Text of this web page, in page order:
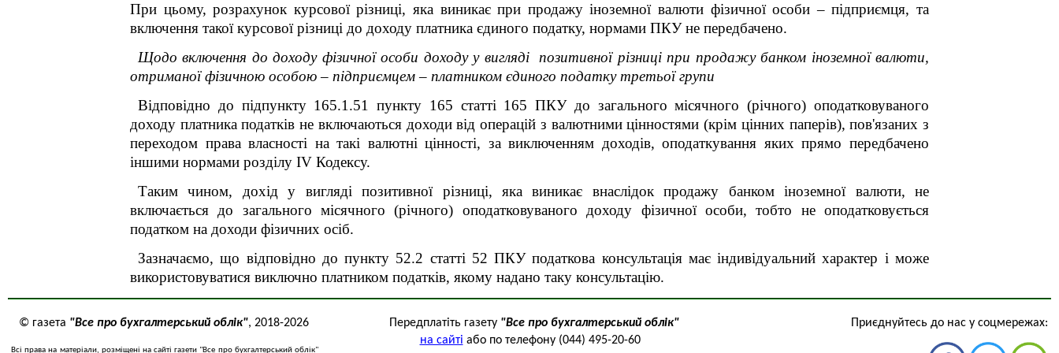
При цьому, розрахунок курсової різниці, яка виникає при продажу іноземної валюти фізичної особи – підприємця, та
включення такої курсової різниці до доходу платника єдиного податку, нормами ПКУ не передбачено.
Щодо включення до доходу фізичної особи доходу у вигляді позитивної різниці при продажу банком іноземної валюти,
отриманої фізичною особою – підприємцем – платником єдиного податку третьої групи
Відповідно до підпункту 165.1.51 пункту 165 статті 165 ПКУ до загального місячного (річного) оподатковуваного
доходу платника податків не включаються доходи від операцій з валютними цінностями (крім цінних паперів), пов'язаних з
переходом права власності на такі валютні цінності, за виключенням доходів, оподаткування яких прямо передбачено
іншими нормами розділу IV Кодексу.
Таким чином, дохід у вигляді позитивної різниці, яка виникає внаслідок продажу банком іноземної валюти, не
включається до загального місячного (річного) оподатковуваного доходу фізичної особи, тобто не оподатковується
податком на доходи фізичних осіб.
Зазначаємо, що відповідно до пункту 52.2 статті 52 ПКУ податкова консультація має індивідуальний характер і може
використовуватися виключно платником податків, якому надано таку консультацію.
© газета "Все про бухгалтерський облік", 2018-2026
Всі права на матеріали, розміщені на сайті газети "Все про бухгалтерський облік"
Передплатіть газету "Все про бухгалтерський облік"
на сайті або по телефону (044) 495-20-60
Приєднуйтесь до нас у соцмережах: